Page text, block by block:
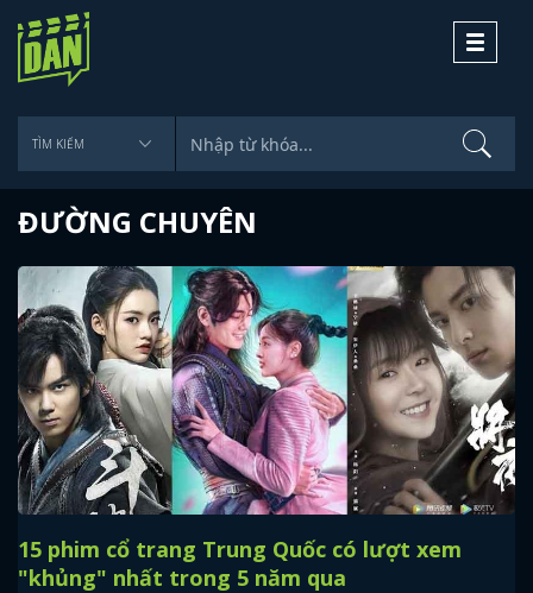
Toggle
ĐƯỜNG CHUYÊN
15 phim cổ trang Trung Quốc có lượt xem
"khủng" nhất trong 5 năm qua